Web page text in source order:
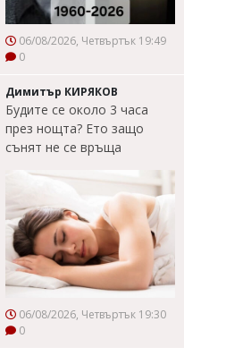
06/08/2026, Четвъртък 19:49
0
Димитър КИРЯКОВ
Будите се около 3 часа
през нощта? Ето защо
сънят не се връща
06/08/2026, Четвъртък 19:30
0